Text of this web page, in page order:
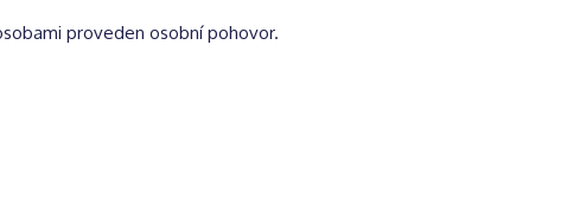
proveden osobní pohovor.